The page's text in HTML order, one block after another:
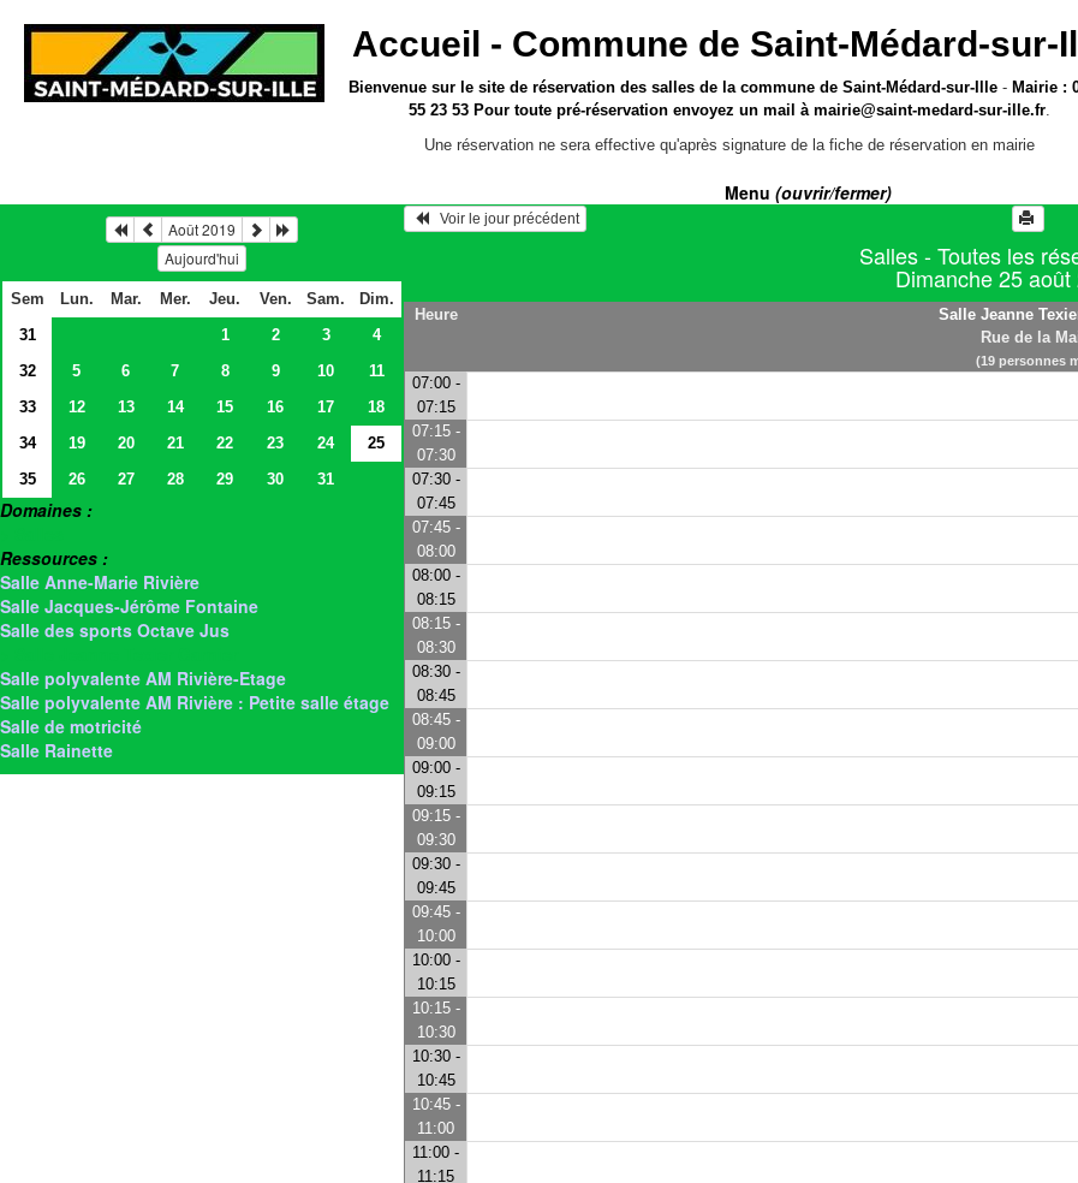
Accueil - Commune de Saint-Médard-sur-
Bienvenue sur le sitede réservation des salles de la commune de Saint-Médard-sur-Ille - Mairie :
55 23 53 Pour toute pré-réservation envoyez un mail àmairie@saint-medard-sur-ille.fr.
Une réservation ne sera effective qu'après signature de la fiche de réservation en mairie
Menu (ouvrir/fermer)
Août 2019
Aujourd'hui
Sem Lun. Mar. Mer. Jeu. Ven. Sam.
Dim.
31
1 2 3
4
32
5 6 7 8 9 10
11
33
12 13 14 15 16 17
18
34
19 20 21 22 23 24
25
35
26 27 28 29 30 31
Domaines :
Ressources :
Salle Anne-Marie Rivière
Salle Jacques-Jérôme Fontaine
Salle des sports Octave Jus
Salle polyvalente AM Rivière-Etage
Salle polyvalente AM Rivière : Petite salle étage
Salle de motricité
Salle Rainette
   Voir le jour précédent
Salles - Toutes les
Dimanche 25 août
Heure
Salle Jeanne
Rue de la
(19 personnes
07:00 -
07:15
07:15 -
07:30
07:30 -
07:45
07:45 -
08:00
08:00 -
08:15
08:15 -
08:30
08:30 -
08:45
08:45 -
09:00
09:00 -
09:15
09:15 -
09:30
09:30 -
09:45
09:45 -
10:00
10:00 -
10:15
10:15 -
10:30
10:30 -
10:45
10:45 -
11:00
11:00 -
11:15